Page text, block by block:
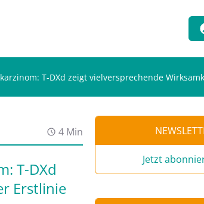
T-DXd zeigt vielversprechende
4 Min
T-DXd
Erstlinie
Jetzt